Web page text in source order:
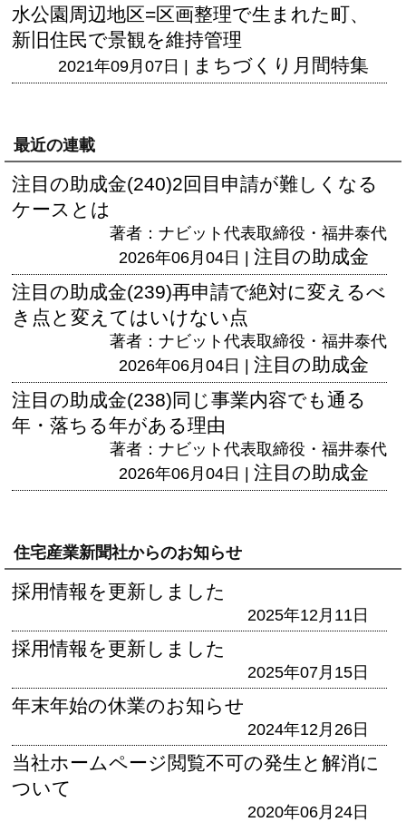
水公園周辺地区=区画整理で生まれた町、
新旧住民で景観を維持管理
2021年09月07日 | まちづくり月間特集
最近の連載
注目の助成金(240)2回目申請が難しくなる
ケースとは
著者：ナビット代表取締役・福井泰代
2026年06月04日 | 注目の助成金
注目の助成金(239)再申請で絶対に変えるべ
き点と変えてはいけない点
著者：ナビット代表取締役・福井泰代
2026年06月04日 | 注目の助成金
注目の助成金(238)同じ事業内容でも通る
年・落ちる年がある理由
著者：ナビット代表取締役・福井泰代
2026年06月04日 | 注目の助成金
住宅産業新聞社からのお知らせ
採用情報を更新しました
2025年12月11日
採用情報を更新しました
2025年07月15日
年末年始の休業のお知らせ
2024年12月26日
当社ホームページ閲覧不可の発生と解消に
ついて
2020年06月24日